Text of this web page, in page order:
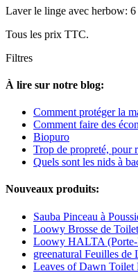
Laver le linge avec herbow: 6
Tous les prix TTC.
Filtres
À lire sur notre blog:
Comment protéger la
Comment faire des
Biopuro
Trop de propreté, pour
Quels sont les nids à
Nouveaux produits:
Sauba Pinceau à
Loowy Brosse de
Loowy HALTA (Porte-
greenatural Feuilles de
Leaves of Dawn Toilet